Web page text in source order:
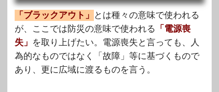
「ブラックアウト」 とは種々の意味で使われる
が、ここでは防災の意味で使われる 「電源喪
失」 を取り上げたい。電源喪失と言っても、人
為的なものではなく「故障」等に基づくもので
あり、更に広域に渡るものを言う。